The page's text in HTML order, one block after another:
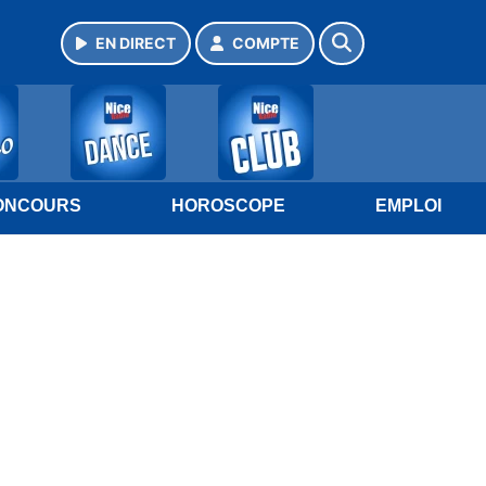
EN DIRECT COMPTE
HOROSCOPE EMPLOI